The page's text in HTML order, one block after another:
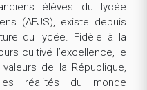
élèves du lycée
(AEJS), existe depuis
du lycée. Fidèle à la
cultivé l’excellence, le
de la République,
réalités du monde